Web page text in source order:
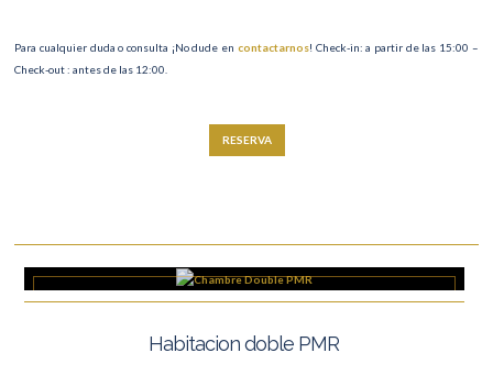
Para cualquier duda o consulta ¡No dude en contactarnos! Check-in: a partir de las 15:00 –
Check-out : antes de las 12:00.
RESERVA
Habitacion doble PMR